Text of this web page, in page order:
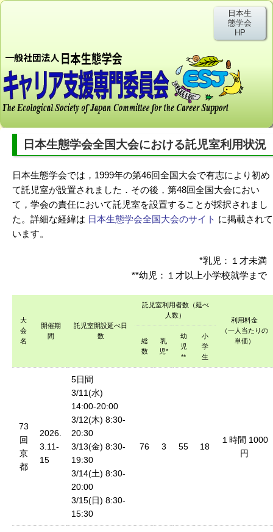
日本生
態学会
HP
日本生態学会全国大会における託児室利用状況
日本生態学会では，1999年の第46回全国大会で有志により初め
て託児室が設置されました．その後，第48回全国大会におい
て，学会の責任において託児室を設置することが採択されまし
た。詳細な経緯は 日本生態学会全国大会のサイト に掲載されて
います。
*乳児：１才未満
**幼児：１才以上小学校就学まで
大
会
名
開催期
間
託児室開設延べ日
数
託児室利用者数（延べ
人数）
利用料金
（一人当たりの
単価）
総
数
乳
児*
幼
児
**
小
学
生
73
回
京
都
2026.
3.11-
15
5日間
3/11(水)
14:00-20:00
3/12(木) 8:30-
20:30
3/13(金) 8:30-
19:30
3/14(土) 8:30-
20:00
3/15(日) 8:30-
15:30
76 3 55 18
１時間 1000
円